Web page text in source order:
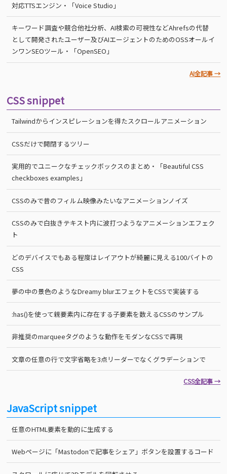
対応TTSエンジン・「Voice Studio」
キーワード調査や競合他社分析、AI検索の可視性などAhrefsの代替
として開発されたユーザー及びAIエージェントのためのOSSオールイ
ンワンSEOツール・「OpenSEO」
AI全記事 →
CSS snippet
Tailwindからインスピレーションを得たスクロールアニメーション
CSSだけで開閉するツリー
実用的でユニークなチェックボックスのまとめ・「Beautiful CSS
checkboxes examples」
CSSのみで昔のフィルム映像みたいなアニメーションノイズ
CSSのみで白抜きテキスト内に波打つようなアニメーションエフェク
ト
どのデバイスでもある程度はレイアウトが綺麗に見える100バイトの
CSS
夢の中の景色のようなDreamy blurエフェクトをCSSで実装する
:has()を使って親要素内に存在する子要素を数えるCSSのサンプル
非推奨のmarqueeタグのような動作をモダンなCSSで再現
文章の任意の行で文字省略を3点リーダーでなくグラデーションで
CSS全記事 →
JavaScript snippet
任意のHTML要素を動的に生成する
Webページに「Mastodonで記事をシェア」ボタンを設置するコード